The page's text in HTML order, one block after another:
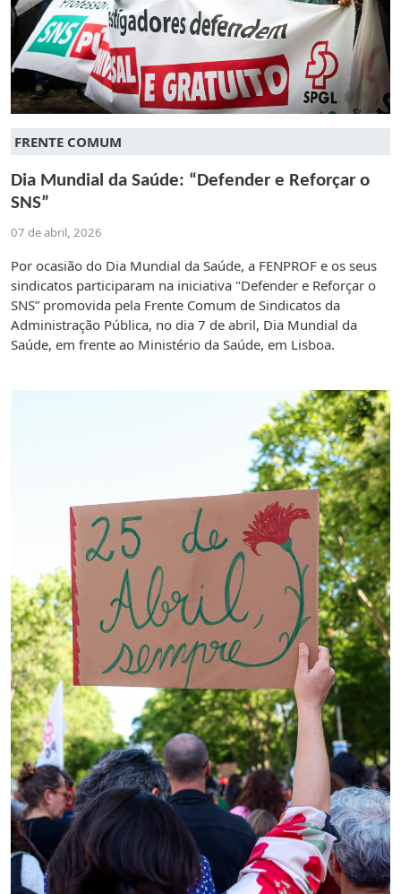
FRENTE COMUM
Dia Mundial da Saúde: “Defender e Reforçar o
SNS”
07 de abril, 2026
Por ocasião do Dia Mundial da Saúde, a FENPROF e os seus
sindicatos participaram na iniciativa "Defender e Reforçar o
SNS” promovida pela Frente Comum de Sindicatos da
Administração Pública, no dia 7 de abril, Dia Mundial da
Saúde, em frente ao Ministério da Saúde, em Lisboa.